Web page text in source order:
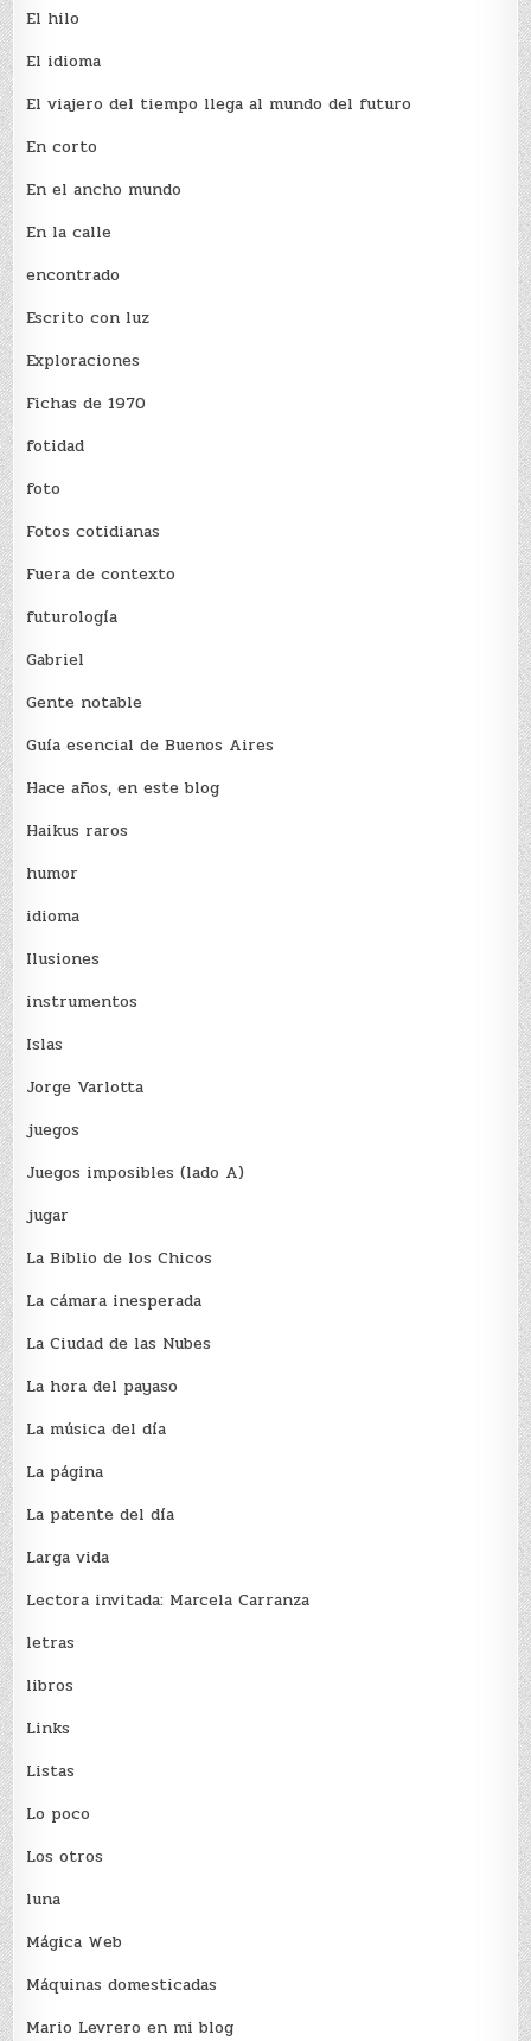
El hilo
El idioma
El viajero del tiempo llega al mundo del futuro
En corto
En el ancho mundo
En la calle
encontrado
Escrito con luz
Exploraciones
Fichas de 1970
fotidad
foto
Fotos cotidianas
Fuera de contexto
futurología
Gabriel
Gente notable
Guía esencial de Buenos Aires
Hace años, en este blog
Haikus raros
humor
idioma
Ilusiones
instrumentos
Islas
Jorge Varlotta
juegos
Juegos imposibles (lado A)
jugar
La Biblio de los Chicos
La cámara inesperada
La Ciudad de las Nubes
La hora del payaso
La música del día
La página
La patente del día
Larga vida
Lectora invitada: Marcela Carranza
letras
libros
Links
Listas
Lo poco
Los otros
luna
Mágica Web
Máquinas domesticadas
Mario Levrero en mi blog